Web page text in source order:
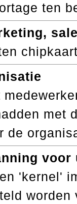
ten
met
de
'kernel'